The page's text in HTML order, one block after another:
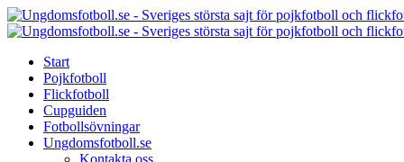
Menu
Search
Menu
Start
Pojkfotboll
Flickfotboll
Cupguiden
Fotbollsövningar
Ungdomsfotboll.se
Kontakta oss